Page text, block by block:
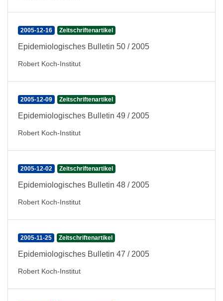
2005-12-16 Zeitschriftenartikel
Epidemiologisches Bulletin 50 / 2005
Robert Koch-Institut
2005-12-09 Zeitschriftenartikel
Epidemiologisches Bulletin 49 / 2005
Robert Koch-Institut
2005-12-02 Zeitschriftenartikel
Epidemiologisches Bulletin 48 / 2005
Robert Koch-Institut
2005-11-25 Zeitschriftenartikel
Epidemiologisches Bulletin 47 / 2005
Robert Koch-Institut